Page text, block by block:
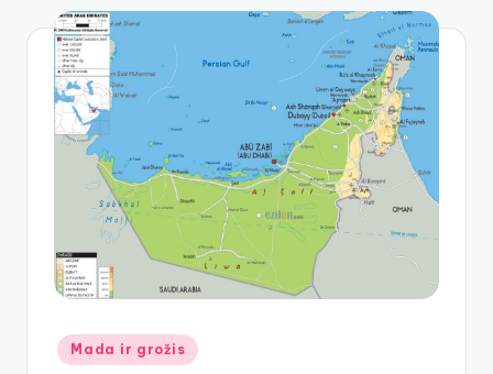
Posted
in
Mada ir grožis